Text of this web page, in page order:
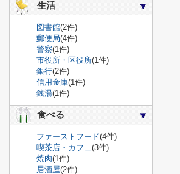
生活
図書館(2件)
郵便局(4件)
警察(1件)
市役所・区役所(1件)
銀行(2件)
信用金庫(1件)
銭湯(1件)
食べる
ファーストフード(4件)
喫茶店・カフェ(3件)
焼肉(1件)
居酒屋(2件)